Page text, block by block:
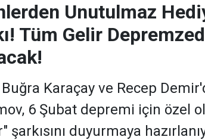
Unutulmaz
Tüm Gelir
Karaçay ve Recep
6 Şubat depremi için özel
şarkısını duyurmaya